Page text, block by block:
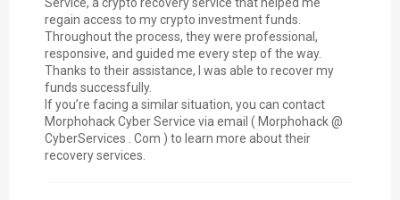
regain access to my crypto investment funds.
Throughout the process, they were professional,
responsive, and guided me every step of the way.
Thanks to their assistance, I was able to recover my
funds successfully.
If you’re facing a similar situation, you can contact
Morphohack Cyber Service via email ( Morphohack @
CyberServices . Com ) to learn more about their
recovery services.